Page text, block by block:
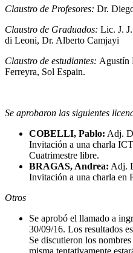
Claustro de Profesores: Dr.
Claustro de Graduados: Lic. J.
di Leoni, Dr. Alberto Camjayi
Claustro de estudiantes: Agustín
Ferreyra, Sol Espain.
Se aprobaron las siguientes
COBELLI, Pablo: Adj.
Invitación a una charla
Cuatrimestre libre.
BRAGAS, Andrea: Adj.
Invitación a una charla en
Otros
Se aprobó el llamado a
30/09/16. Los resultados
Se discutieron los
misma tentativamente